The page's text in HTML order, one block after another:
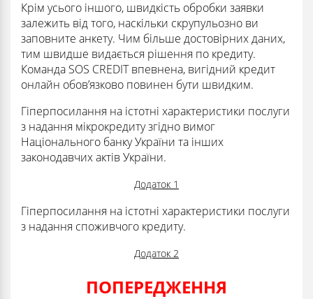
Крім усього іншого, швидкість обробки заявки
залежить від того, наскільки скрупульозно ви
заповните анкету. Чим більше достовірних даних,
тим швидше видається рішення по кредиту.
Команда SOS CREDIT впевнена, вигідний кредит
онлайн обов’язково повинен бути швидким.
Гіперпосилання на істотні характеристики послуги
з надання мікрокредиту згідно вимог
Національного банку України та інших
законодавчих актів України.
Додаток 1
Гіперпосилання на істотні характеристики послуги
з надання споживчого кредиту.
Додаток 2
ПОПЕРЕДЖЕННЯ